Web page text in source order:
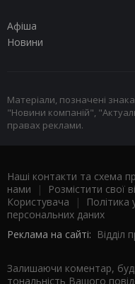
Афіша
Новини
Матеріали, позначені
"Новини компаній",
правах реклами.
Наші контакти та схема
нами | Розмістити свої
Користувача |
Політика
персональних даних
Реклама на сайті: Відділ
Залишаючи коментар,
тональність Вашого